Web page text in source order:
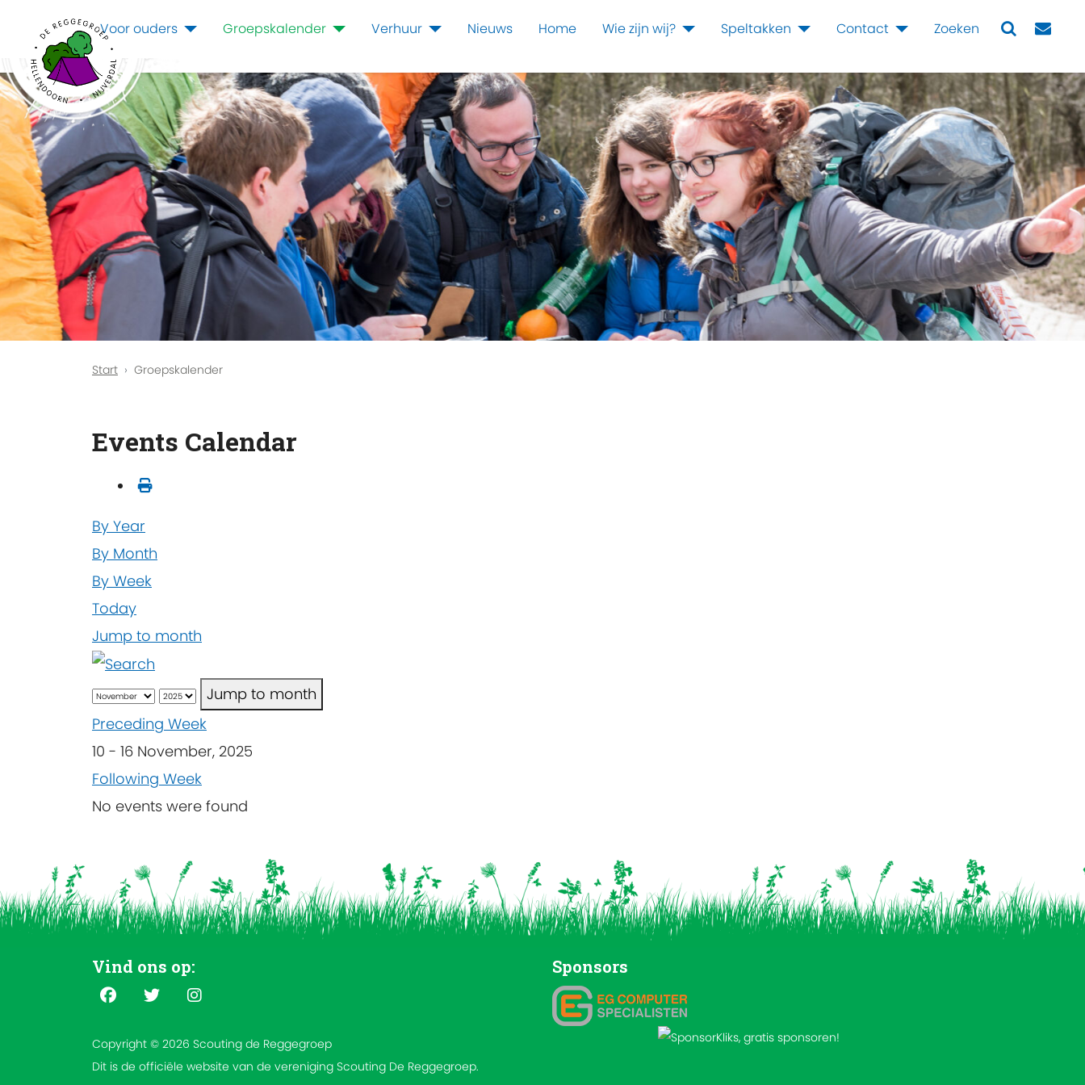
Voor ouders Groepskalender Verhuur Nieuws Home Wie zijn wij? Speltakken Contact Zoeken
Start Groepskalender
Events Calendar
By Year
By Month
By Week
Today
Jump to month
Jump to month
Preceding Week
10 - 16 November, 2025
Following Week
No events were found
Vind ons op:
Copyright © 2026 Scouting de Reggegroep
Dit is de officiële website van de vereniging Scouting De Reggegroep.
Sponsors